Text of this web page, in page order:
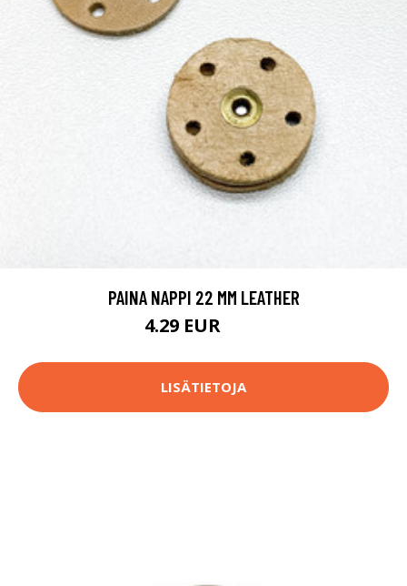
PAINA NAPPI 22 MM LEATHER
4.29 EUR
LISÄTIETOJA